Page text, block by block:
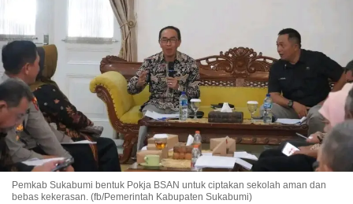
Pemkab Sukabumi bentuk Pokja BSAN untuk ciptakan sekolah aman dan
bebas kekerasan. (fb/Pemerintah Kabupaten Sukabumi)